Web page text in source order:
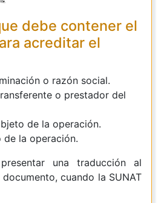
debe contener el
acreditar el
o razón social.
o prestador del
de la operación.
de la operación.
una traducción al
cuando la SUNAT